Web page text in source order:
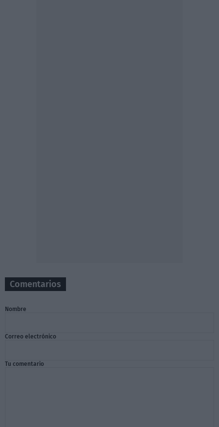
Comentarios
Nombre
Correo electrónico
Tu comentario